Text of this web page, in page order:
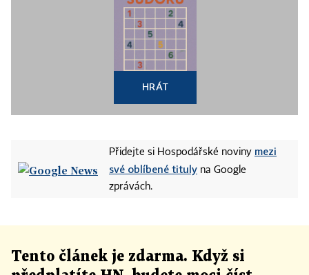
HRÁT
Přidejte si Hospodářské noviny mezi
své oblíbené tituly na Google
zprávách.
Tento článek je zdarma. Když si